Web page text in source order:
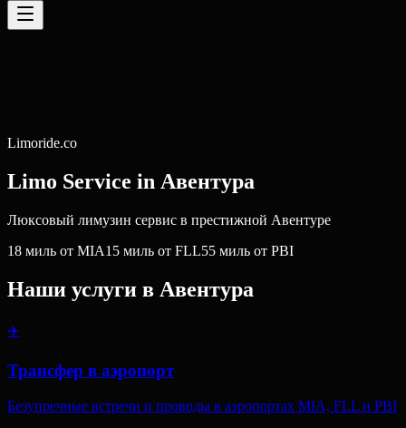
Limoride.co
Limo Service in Авентура
Люксовый лимузин сервис в престижной Авентуре
18 миль от MIA15 миль от FLL55 миль от PBI
Наши услуги в Авентура
✈️
Трансфер в аэропорт
Безупречные встречи и проводы в аэропортах MIA, FLL и PBI